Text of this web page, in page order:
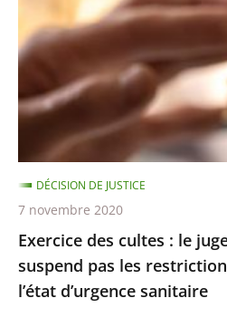
horizon
2030
être
respectée
le
juge
des
référés
suspend
pas
les
restrictions
prises
pendant
Exercice des cultes : le
suspend pas les
l’état d’urgence sanitaire
DÉCISION DE JUSTICE
7 novembre 2020